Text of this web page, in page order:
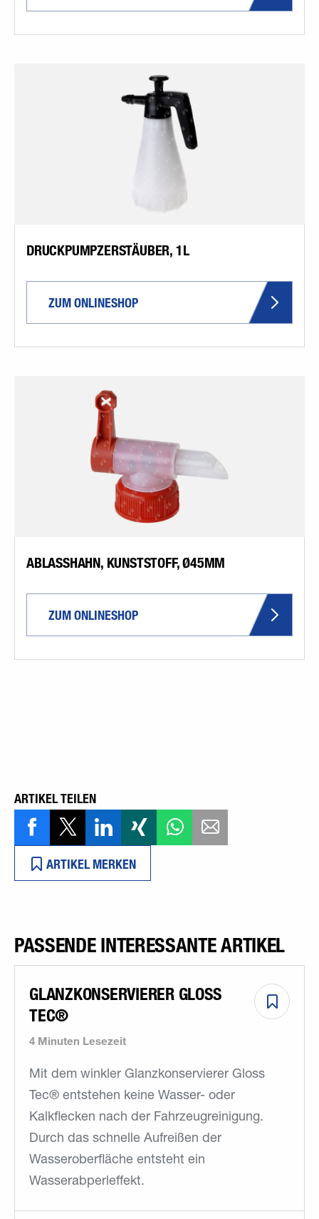
DRUCKPUMPZERSTÄUBER, 1L
ZUM ONLINESHOP
ABLASSHAHN, KUNSTSTOFF, Ø45MM
ZUM ONLINESHOP
ARTIKEL TEILEN
ARTIKEL MERKEN
PASSENDE INTERESSANTE ARTIKEL
4 Minuten Lesezeit
GLANZKONSERVIERER GLOSS
TEC®
Mit dem winkler Glanzkonservierer Gloss
Tec® entstehen keine Wasser- oder
Kalkflecken nach der Fahrzeugreinigung.
Durch das schnelle Aufreißen der
Wasseroberfläche entsteht ein
Wasserabperleffekt.